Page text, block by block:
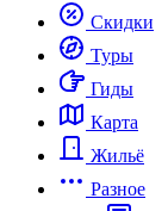
Скидки
Туры
Гиды
Карта
Жильё
Разное